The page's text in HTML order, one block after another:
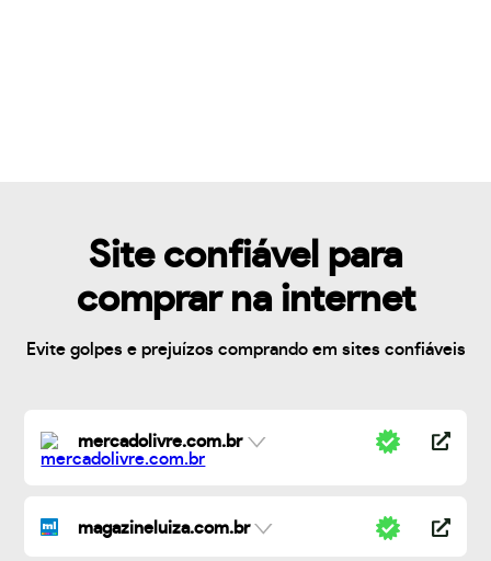
Site confiável para
comprar na internet
Evite golpes e prejuízos comprando em sites confiáveis
mercadolivre.com.br
magazineluiza.com.br